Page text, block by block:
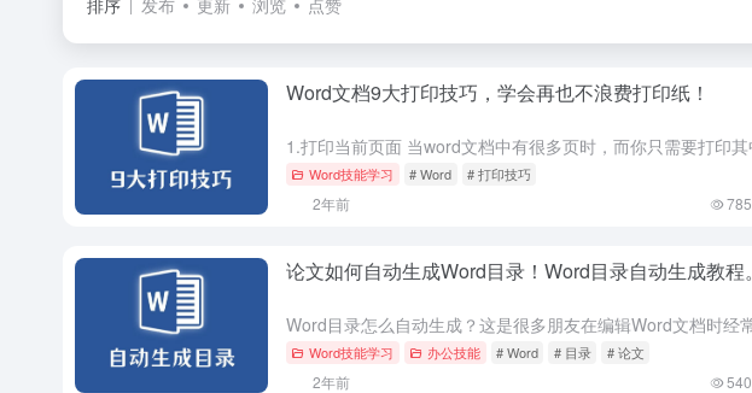
发布 更新 浏览 点赞
Word文档9大打印技巧，学会再也不浪费打印纸！
Word技能学习 # Word # 打印技巧
2年前 785
论文如何自动生成Word目录！Word目录自动生成教程。
Word技能学习 办公技能 # Word # 目录 # 论文
2年前 540